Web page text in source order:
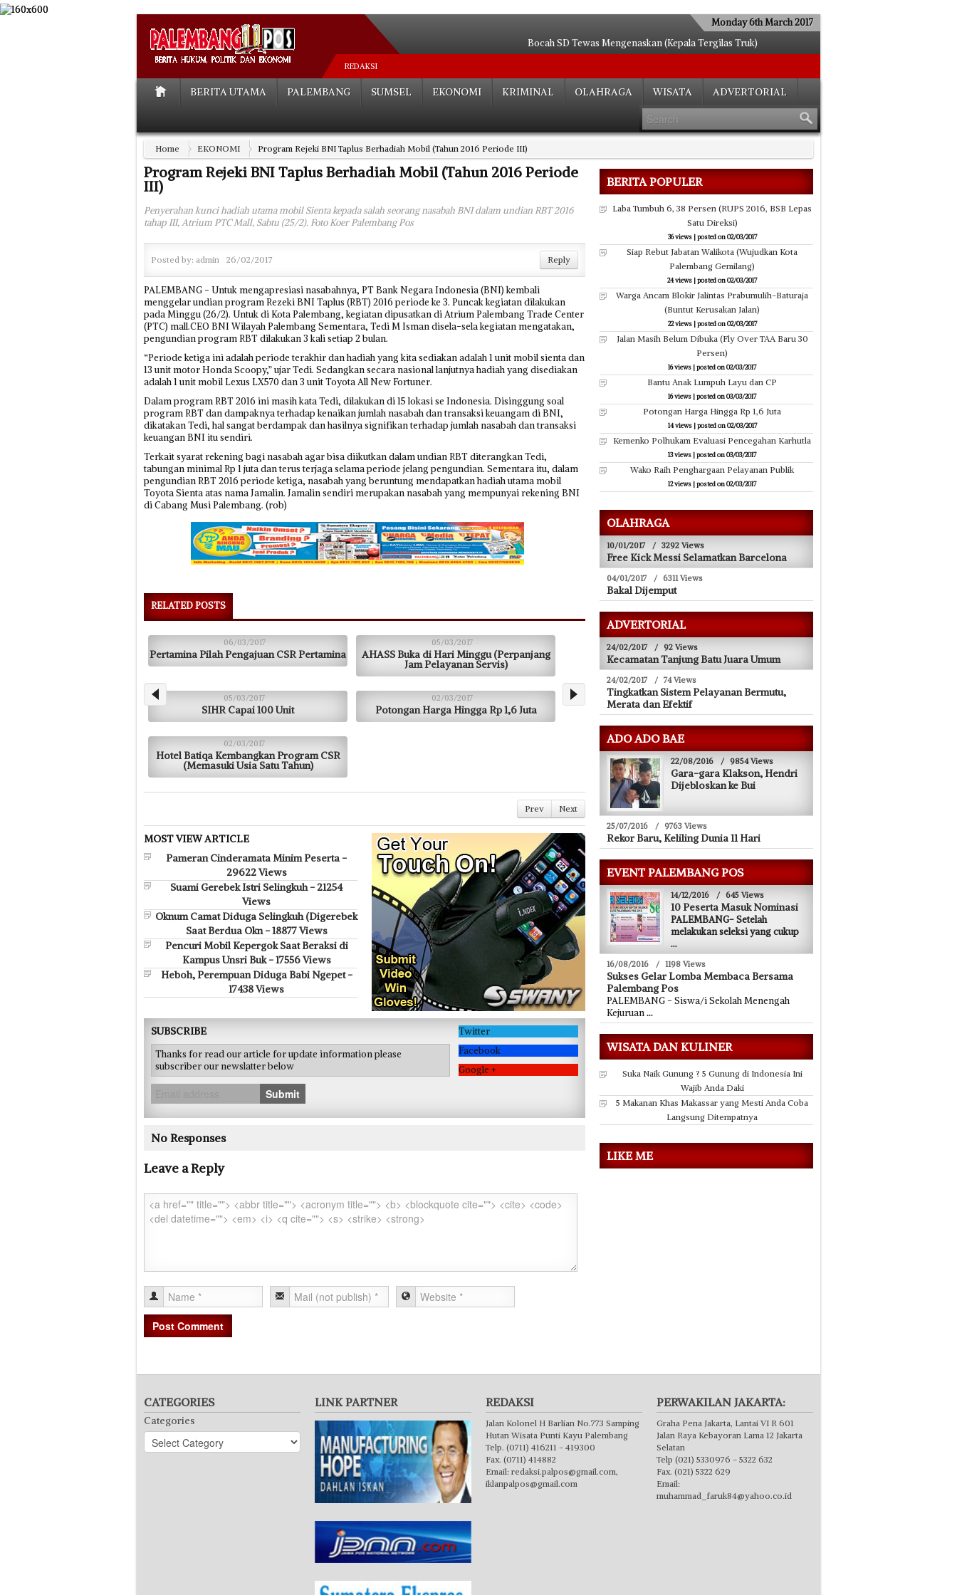
Monday 6th March 2017
Bocah SD Tewas Mengenaskan (Kepala Tergilas Truk)
Relokasi Setengah Hati
Hutan Besi Menjamur
Angkot Siluman Kejar Setoran
Tak ada Habisnya**Aksi Gepeng dan Anjal
Tak Perlu Cetak Ulang E-KTP
Dua Paslon Lulus Tes Kesehatan
Edarkan Sabu Seberangi Sungai
REDAKSI
BERITA UTAMA PALEMBANG SUMSEL EKONOMI KRIMINAL OLAHRAGA WISATA ADVERTORIAL
Home EKONOMI Program Rejeki BNI Taplus Berhadiah Mobil (Tahun 2016 Periode III)
Program Rejeki BNI Taplus Berhadiah Mobil (Tahun 2016 Periode
III)
Penyerahan kunci hadiah utama mobil Sienta kepada salah seorang nasabah BNI dalam undian RBT 2016
tahap III, Atrium PTC Mall, Sabtu (25/2). Foto Koer Palembang Pos
Posted by: admin 26/02/2017 Reply
PALEMBANG - Untuk mengapresiasi nasabahnya, PT Bank Negara Indonesia (BNI) kembali
menggelar undian program Rezeki BNI Taplus (RBT) 2016 periode ke 3. Puncak kegiatan dilakukan
pada Minggu (26/2). Untuk di Kota Palembang, kegiatan dipusatkan di Atrium Palembang Trade Center
(PTC) mall.CEO BNI Wilayah Palembang Sementara, Tedi M Isman disela-sela kegiatan mengatakan,
pengundian program RBT dilakukan 3 kali setiap 2 bulan.
“Periode ketiga ini adalah periode terakhir dan hadiah yang kita sediakan adalah 1 unit mobil sienta dan
13 unit motor Honda Scoopy,” ujar Tedi. Sedangkan secara nasional lanjutnya hadiah yang disediakan
adalah 1 unit mobil Lexus LX570 dan 3 unit Toyota All New Fortuner.
Dalam program RBT 2016 ini masih kata Tedi, dilakukan di 15 lokasi se Indonesia. Disinggung soal
program RBT dan dampaknya terhadap kenaikan jumlah nasabah dan transaksi keuangam di BNI,
dikatakan Tedi, hal sangat berdampak dan hasilnya signifikan terhadap jumlah nasabah dan transaksi
keuangan BNI itu sendiri.
Terkait syarat rekening bagi nasabah agar bisa diikutkan dalam undian RBT diterangkan Tedi,
tabungan minimal Rp 1 juta dan terus terjaga selama periode jelang pengundian. Sementara itu, dalam
pengundian RBT 2016 periode ketiga, nasabah yang beruntung mendapatkan hadiah utama mobil
Toyota Sienta atas nama Jamalin. Jamalin sendiri merupakan nasabah yang mempunyai rekening BNI
di Cabang Musi Palembang. (rob)
RELATED POSTS
06/03/2017
Pertamina Pilah Pengajuan CSR Pertamina
05/03/2017
AHASS Buka di Hari Minggu (Perpanjang
Jam Pelayanan Servis)
05/03/2017
SIHR Capai 100 Unit
02/03/2017
Potongan Harga Hingga Rp 1,6 Juta
02/03/2017
Hotel Batiqa Kembangkan Program CSR
(Memasuki Usia Satu Tahun)
Prev Next
MOST VIEW ARTICLE
Pameran Cinderamata Minim Peserta -
29622 Views
Suami Gerebek Istri Selingkuh - 21254
Views
Oknum Camat Diduga Selingkuh (Digerebek
Saat Berdua Okn - 18877 Views
Pencuri Mobil Kepergok Saat Beraksi di
Kampus Unsri Buk - 17556 Views
Heboh, Perempuan Diduga Babi Ngepet -
17438 Views
SUBSCRIBE
Thanks for read our article for update information please
subscriber our newslatter below
Submit
Twitter
Facebook
Google +
No Responses
Leave a Reply
BERITA POPULER
Laba Tumbuh 6, 38 Persen (RUPS 2016, BSB Lepas
Satu Direksi)
36 views|posted on 02/03/2017
Siap Rebut Jabatan Walikota (Wujudkan Kota
Palembang Gemilang)
24 views |posted on 02/03/2017
Warga Ancam Blokir Jalintas Prabumulih-Baturaja
(Buntut Kerusakan Jalan)
22 views|posted on 02/03/2017
Jalan Masih Belum Dibuka (Fly Over TAA Baru 30
Persen)
16 views |posted on 02/03/2017
Bantu Anak Lumpuh Layu dan CP
16 views |posted on 03/03/2017
Potongan Harga Hingga Rp 1,6 Juta
14 views|posted on 02/03/2017
Kemenko Polhukam Evaluasi Pencegahan Karhutla
13 views |posted on 03/03/2017
Wako Raih Penghargaan Pelayanan Publik
12 views |posted on 02/03/2017
OLAHRAGA
10/01/2017 / 3292 Views
Free Kick Messi Selamatkan Barcelona
04/01/2017 / 6311 Views
Bakal Dijemput
ADVERTORIAL
24/02/2017 / 92 Views
Kecamatan Tanjung Batu Juara Umum
24/02/2017 / 74 Views
Tingkatkan Sistem Pelayanan Bermutu,
Merata dan Efektif
ADO ADO BAE
22/08/2016 / 9854 Views
Gara-gara Klakson, Hendri
Dijebloskan ke Bui
25/07/2016 / 9763 Views
Rekor Baru, Keliling Dunia 11 Hari
EVENT PALEMBANG POS
14/12/2016 / 645 Views
10 Peserta Masuk Nominasi
PALEMBANG- Setelah
melakukan seleksi yang cukup
...
16/08/2016 / 1198 Views
Sukses Gelar Lomba Membaca Bersama
Palembang Pos
PALEMBANG - Siswa/i Sekolah Menengah
Kejuruan...
WISATA DAN KULINER
Suka Naik Gunung ? 5 Gunung di Indonesia Ini
Wajib Anda Daki
5 Makanan Khas Makassar yang Mesti Anda Coba
Langsung Ditempatnya
LIKE ME
CATEGORIES
Categories
LINK PARTNER REDAKSI
Jalan Kolonel H Barlian No.773 Samping
Hutan Wisata Punti Kayu Palembang
Telp. (0711) 416211 - 419300
Fax. (0711) 414882
Email: redaksi.palpos@gmail.com,
iklanpalpos@gmail.com
PERWAKILAN JAKARTA:
Graha Pena Jakarta, Lantai VI R 601
Jalan Raya Kebayoran Lama 12 Jakarta
Selatan
Telp (021) 5330976 - 5322 632
Fax. (021) 5322 629
Email:
muhammad_faruk84@yahoo.co.id